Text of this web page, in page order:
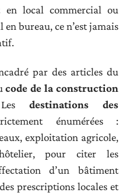
en local commercial ou
bureau, ce n’est jamais
par des articles du
code de la construction
destinations des
énumérées :
exploitation agricole,
pour citer les
d’un bâtiment
prescriptions locales et